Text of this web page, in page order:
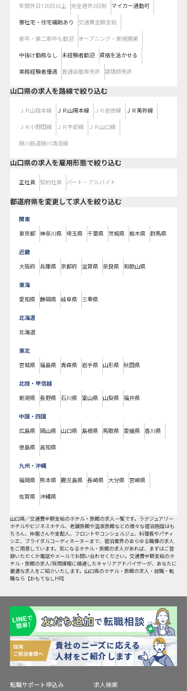
年間休日120日以上 完全週休2日制 マイカー通勤可
寮社宅・住宅補助あり 交通費全額支給
新卒・第二新卒も歓迎 オープニング・新規開業
中抜け勤務なし 未経験者歓迎 資格を活かせる
実務経験者優遇 普通自動車免許 調理師免許
山口県の求人を路線で絞り込む
ＪＲ山陰本線 ＪＲ山陽本線 ＪＲ岩徳線 ＪＲ美祢線
ＪＲ小野田線 ＪＲ宇部線 ＪＲ山口線
錦川鉄道錦川清流線
山口県の求人を雇用形態で絞り込む
正社員 契約社員 パート・アルバイト
都道府県を変更して求人を絞り込む
関東
東京都 神奈川県 埼玉県 千葉県 茨城県 栃木県 群馬県
近畿
大阪府 兵庫県 京都府 滋賀県 奈良県 和歌山県
東海
愛知県 静岡県 岐阜県 三重県
北海道
北海道
東北
宮城県 福島県 青森県 岩手県 山形県 秋田県
北陸・甲信越
新潟県 長野県 石川県 富山県 山梨県 福井県
中国・四国
広島県 岡山県 山口県 島根県 鳥取県 愛媛県 香川県
徳島県 高知県
九州・沖縄
福岡県 熊本県 鹿児島県 長崎県 大分県 宮崎県
佐賀県 沖縄県
山口県／交通費全額支給のホテル・旅館の求人一覧です。ラグジュアリー
ホテルやビジネスホテル、老舗旅館や温泉旅館などの様々な宿泊施設はも
ちろん、仲居さんや支配人、フロントやコンシェルジュ、料理長やパティ
シエ、ブライダルコーディネーターまで、宿泊業界のあらゆる職種の求人
をご用意しています。気になるホテル・旅館の求人があれば、まずはご登
録いただくか電話やメールでお問い合わせください。交通費全額支給のホ
テル・旅館の求人/採用情報に精通したキャリアアドバイザーが、あなたに
最適な求人をご紹介いたします。山口県のホテル・旅館の求人・就職・転
職なら【おもてなしHR】
転職サポート申込み
求人検索